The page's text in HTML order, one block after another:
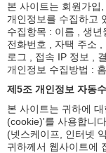
본 사이트는 회원가입
개인정보를 수집하고
수집항목 : 이름 , 생
전화번호 , 자택 주소
로그 , 접속 IP 정보 ,
개인정보 수집방법 :
제5조 개인정보 자동
본 사이트는 귀하에
(cookie)'를 사용합니
(넷스케이프, 인터넷
귀하께서 웹사이트에